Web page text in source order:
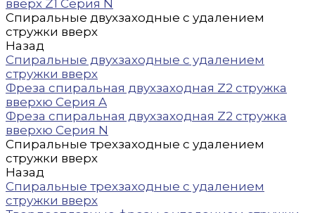
вверх Z1 Серия N
Спиральные двухзаходные с удалением
стружки вверх
Назад
Спиральные двухзаходные с удалением
стружки вверх
Фреза спиральная двухзаходная Z2 стружка
вверхю Серия A
Фреза спиральная двухзаходная Z2 стружка
вверхю Серия N
Спиральные трехзаходные с удалением
стружки вверх
Назад
Спиральные трехзаходные с удалением
стружки вверх